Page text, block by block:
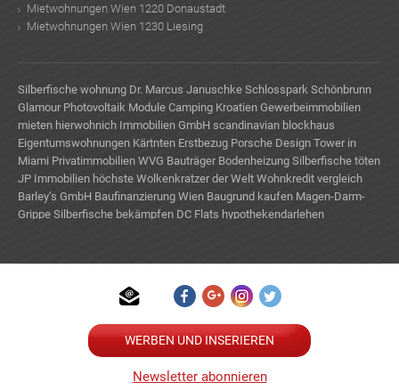
Mietwohnungen Wien 1220 Donaustadt
Mietwohnungen Wien 1230 Liesing
Silberfische wohnung Dr. Marcus Januschke Schlosspark Schönbrunn
Glamour Photovoltaik Module Camping Kroatien Gewerbeimmobilien
mieten hierwohnich Immobilien GmbH scandinavian blockhaus
Eigentumswohnungen Kärtnten Erstbezug Porsche Design Tower in
Miami Privatimmobilien WVG Bauträger Bodenheizung Silberfische töten
JP Immobilien höchste Wolkenkratzer der Welt Wohnkredit vergleich
Barley’s GmbH Baufinanzierung Wien Baugrund kaufen Magen-Darm-
Grippe Silberfische bekämpfen DC Flats hypothekendarlehen
WERBEN UND INSERIEREN
Newsletter abonnieren